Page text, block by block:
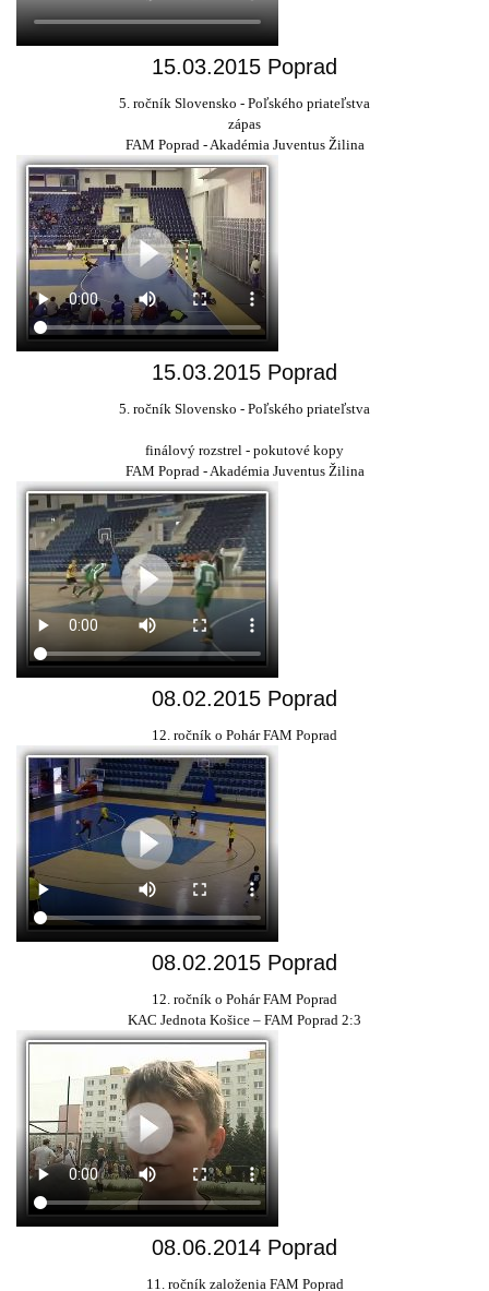
15.03.2015 Poprad
5. ročník Slovensko - Poľského priateľstva
zápas
FAM Poprad - Akadémia Juventus Žilina
15.03.2015 Poprad
5. ročník Slovensko - Poľského priateľstva
finálový rozstrel - pokutové kopy
FAM Poprad - Akadémia Juventus Žilina
08.02.2015 Poprad
12. ročník o Pohár FAM Poprad
08.02.2015 Poprad
12. ročník o Pohár FAM Poprad
KAC Jednota Košice – FAM Poprad 2:3
08.06.2014 Poprad
11. ročník založenia FAM Poprad